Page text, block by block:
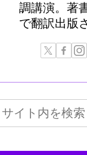
調講演。著
で翻訳出版